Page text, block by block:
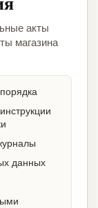
акты
магазина
данных